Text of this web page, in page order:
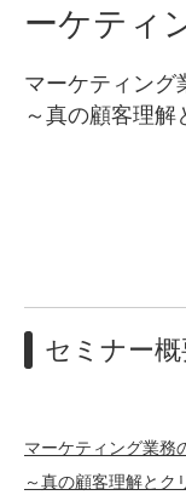
ーケティ
マーケティング
～真の顧客理解
セミナー概
マーケティング業務
～真の顧客理解とク